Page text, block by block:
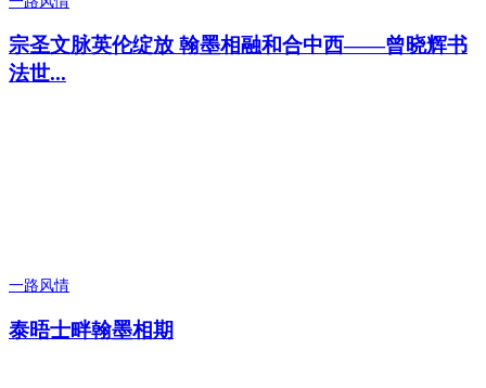
宗圣文脉英伦绽放 翰墨相融和合中西——曾晓辉书
法世...
一路风情
泰晤士畔翰墨相期